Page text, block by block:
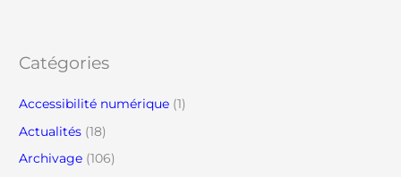
Catégories
Accessibilité numérique (1)
Actualités (18)
Archivage (106)